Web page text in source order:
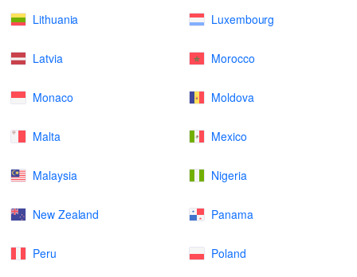
Lithuania Luxembourg
Latvia Morocco
Monaco Moldova
Malta Mexico
Malaysia Nigeria
New Zealand Panama
Peru Poland